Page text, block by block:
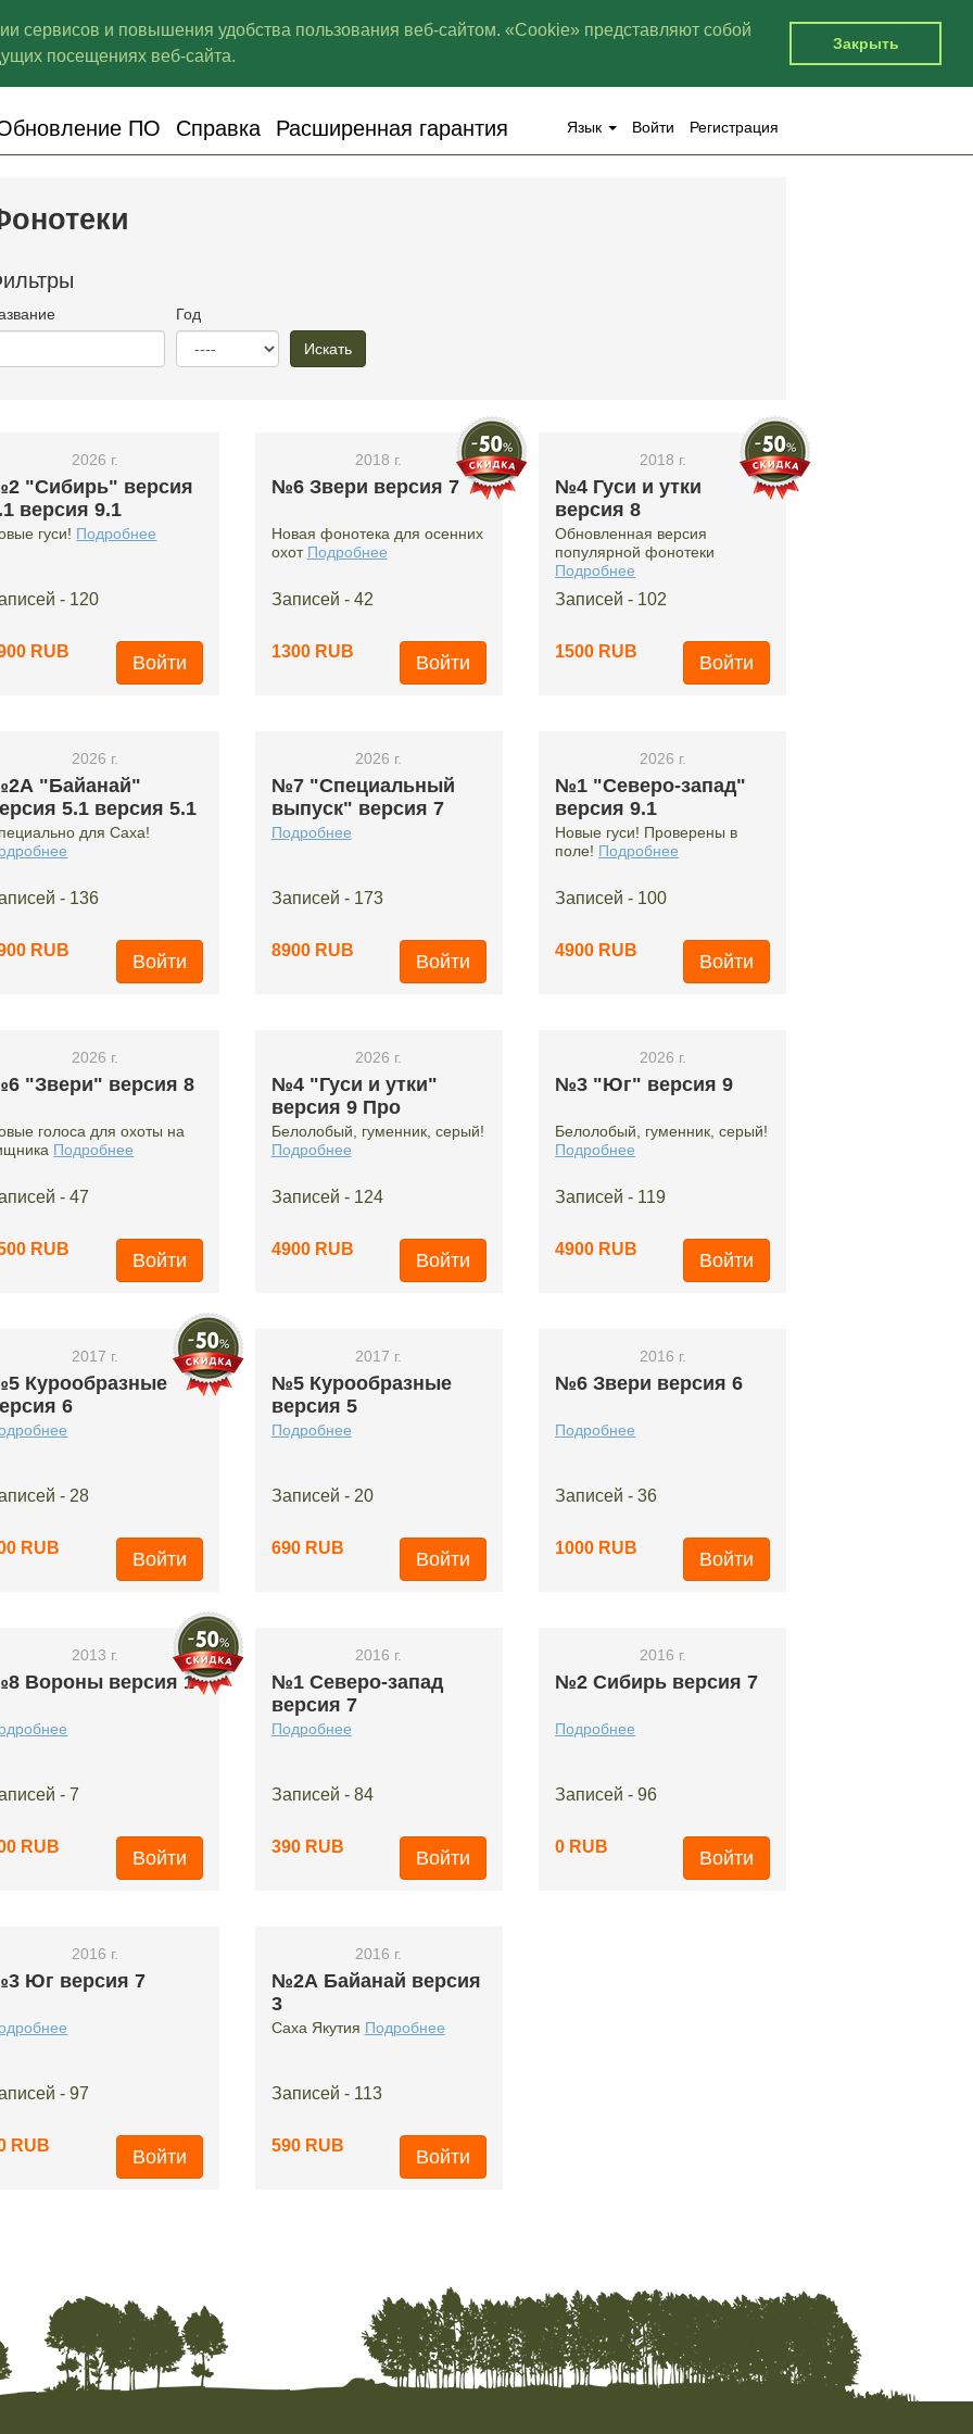
сервисов и повышения удобства пользования веб-сайтом. «Cookie» представляют собой
посещениях веб-сайта.
Закрыть
ПО Справка Расширенная гарантия Язык Войти Регистрация
Год
Искать
2026 г.
"Сибирь" версия
версия 9.1
гуси! Подробнее
- 120
RUB
Войти
2018 г.
№6 Звери версия 7
Новая фонотека для осенних
охот Подробнее
Записей - 42
1300 RUB
Войти
2018 г.
№4 Гуси и утки
версия 8
Обновленная версия
популярной фонотеки
Подробнее
Записей - 102
1500 RUB
Войти
2026 г.
"Байанай"
5.1 версия 5.1
для Саха!
- 136
RUB
Войти
2026 г.
№7 "Специальный
выпуск" версия 7
Подробнее
Записей - 173
8900 RUB
Войти
2026 г.
№1 "Северо-запад"
версия 9.1
Новые гуси! Проверены в
поле! Подробнее
Записей - 100
4900 RUB
Войти
2026 г.
"Звери" версия 8
голоса для охоты на
Подробнее
- 47
RUB
Войти
2026 г.
№4 "Гуси и утки"
версия 9 Про
Белолобый, гуменник, серый!
Подробнее
Записей - 124
4900 RUB
Войти
2026 г.
№3 "Юг" версия 9
Белолобый, гуменник, серый!
Подробнее
Записей - 119
4900 RUB
Войти
2017 г.
Курообразные
6
- 28
RUB
Войти
2017 г.
№5 Курообразные
версия 5
Подробнее
Записей - 20
690 RUB
Войти
2016 г.
№6 Звери версия 6
Подробнее
Записей - 36
1000 RUB
Войти
2013 г.
Вороны версия 1
- 7
RUB
Войти
2016 г.
№1 Северо-запад
версия 7
Подробнее
Записей - 84
390 RUB
Войти
2016 г.
№2 Сибирь версия 7
Подробнее
Записей - 96
0 RUB
Войти
2016 г.
Юг версия 7
- 97
RUB
Войти
2016 г.
№2А Байанай версия
3
Саха Якутия Подробнее
Записей - 113
590 RUB
Войти